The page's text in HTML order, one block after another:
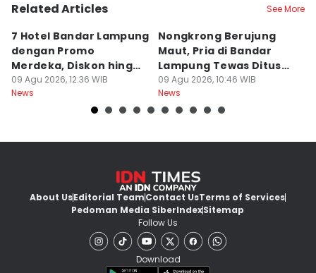
Related Articles See More
7 Hotel Bandar Lampung
dengan Promo
Merdeka, Diskon hingga
50 Persen
09 Agu 2026, 12:36 WIB
News
Nongkrong Berujung
Maut, Pria di Bandar
Lampung Tewas Ditusuk
Teman
09 Agu 2026, 10:46 WIB
News
About UsEditorial TeamContact UsTerms of Services
Pedoman Media SiberIndexSitemap
Follow Us
Download